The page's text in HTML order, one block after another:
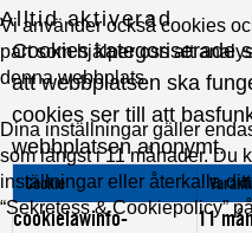
Vi använder också cookies
part som hjälper oss att
denna webbplats.
Dina inställningar gäller
som längst i 11 månader. Du
inställningar eller återkalla
“Sekretess & Cookiepolicy”
Alltid aktiverad
Cookies kategoriserade
att webbplatsen ska
cookies ser till att
webbplatsen anonymt.
Cookie
cookielawinfo-
11